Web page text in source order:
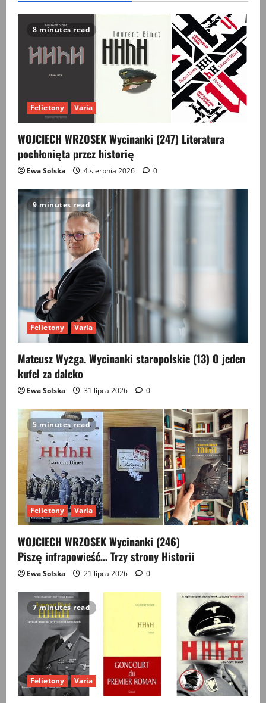
8 minutes read
Felietony Varia
WOJCIECH WRZOSEK Wycinanki (247) Literatura
pochłonięta przez historię
Ewa Solska 4 sierpnia 2026 0
9 minutes read
Felietony Varia
Mateusz Wyżga. Wycinanki staropolskie (13) O jeden
kufel za daleko
Ewa Solska 31 lipca 2026 0
5 minutes read
Felietony Varia
WOJCIECH WRZOSEK Wycinanki (246)
Piszę infrapowieść… Trzy strony Historii
Ewa Solska 21 lipca 2026 0
7 minutes read
Felietony Varia